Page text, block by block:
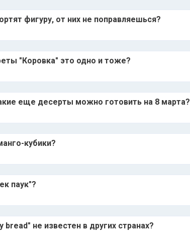
фигуру, от них не поправляешься?
"Коровка" это одно и тоже?
еще десерты можно готовить на 8 марта?
кубики?
паук"?
не известен в других странах?